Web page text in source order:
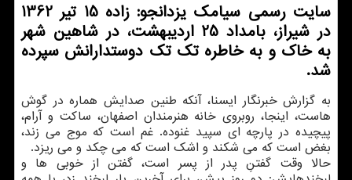
سایت رسمی سیامك یزدانجو: زاده 15 تیر 1362
در شیراز، بامداد 25 اردیبهشت، در شاهین شهر
به خاك و به خاطره تك تك دوستدارانش سپرده
شد.
به گزارش خبرنگار ایسنا، آنكه طنین صدایش هماره در گوش
هاست، اینجا، روبروی خانه هنرمندان اصفهان، ساكت و آرام،
پیچیده در پارچه ای سپید غنوده. غم است كه موج می زند،
بغض است كه می شكند و اشك است كه می چكد و می ریزد.
حالا وقت گفتنِ پدر از پسر است، گفتن از خوبی ها و